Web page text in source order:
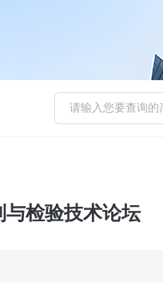
与检验技术论坛